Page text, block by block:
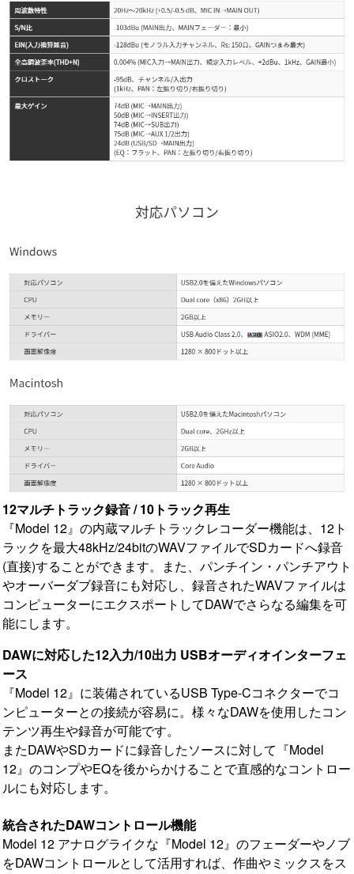
12マルチトラック録音 / 10トラック再生
『Model 12』の内蔵マルチトラックレコーダー機能は、12ト
ラックを最大48kHz/24bitのWAVファイルでSDカードへ録音
(直接)することができます。また、パンチイン・パンチアウト
やオーバーダブ録音にも対応し、録音されたWAVファイルは
コンピューターにエクスポートしてDAWでさらなる編集を可
能にします。
DAWに対応した12入力/10出力 USBオーディオインターフェ
ース
『Model 12』に装備されているUSB Type-Cコネクターでコ
ンピューターとの接続が容易に。様々なDAWを使用したコン
テンツ再生や録音が可能です。
またDAWやSDカードに録音したソースに対して『Model
12』のコンプやEQを後からかけることで直感的なコントロー
ルにも対応します。
統合されたDAWコントロール機能
Model 12 アナログライクな『Model 12』のフェーダーやノブ
をDAWコントロールとして活用すれば、作曲やミックスをス